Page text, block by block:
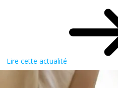
Lire cette actualité